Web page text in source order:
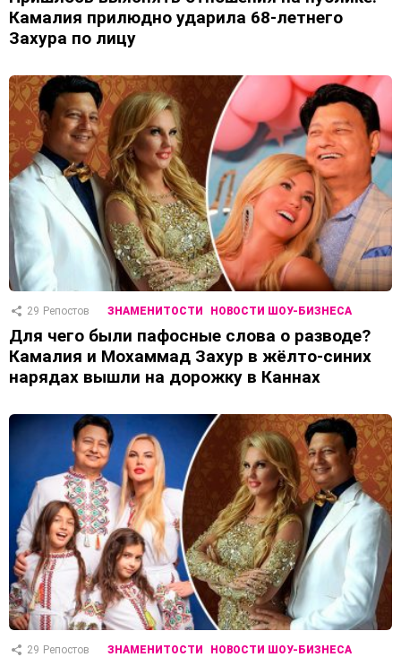
Камалия прилюдно ударила 68-летнего
Захура по лицу
29 Репостов ЗНАМЕНИТОСТИ НОВОСТИ ШОУ-БИЗНЕСА
Для чего были пафосные слова о разводе?
Камалия и Мохаммад Захур в жёлто-синих
нарядах вышли на дорожку в Каннах
29 Репостов ЗНАМЕНИТОСТИ НОВОСТИ ШОУ-БИЗНЕСА